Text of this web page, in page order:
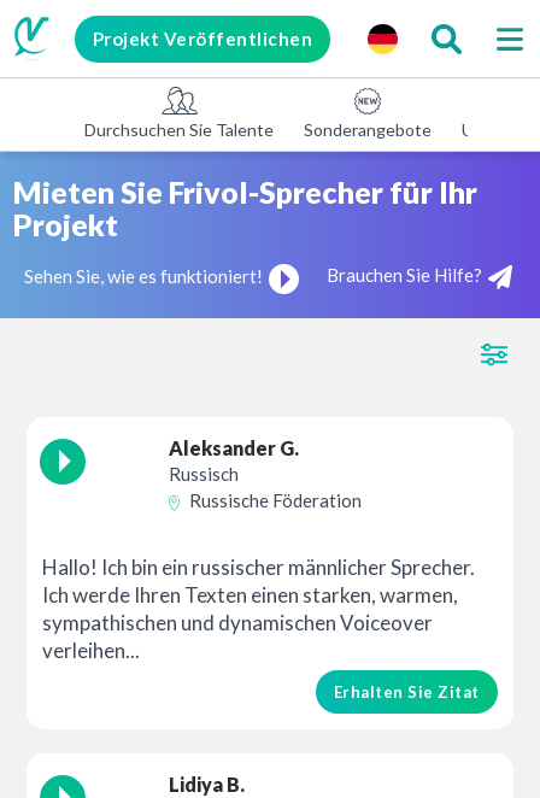
Projekt Veröffentlichen
Durchsuchen Sie Talente Sonderangebote
Mieten Sie Frivol-Sprecher für Ihr
Projekt
Sehen Sie, wie es funktioniert! Brauchen Sie Hilfe?
Aleksander G.
Russisch
Russische Föderation
Hallo! Ich bin ein russischer männlicher Sprecher.
Ich werde Ihren Texten einen starken, warmen,
sympathischen und dynamischen Voiceover
verleihen...
Erhalten Sie Zitat
Lidiya B.